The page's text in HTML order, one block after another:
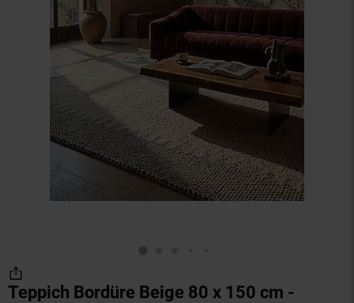
Teppich Bordüre Beige 80 x 150 cm -